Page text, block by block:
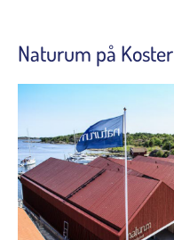
Naturum på Koster